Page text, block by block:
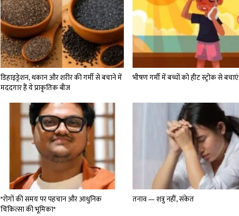
डिहाइड्रेशन, थकान और शरीर की गर्मी से बचाने में
मददगार हैं ये प्राकृतिक बीज
भीषण गर्मी में बच्चों को हीट स्ट्रोक से बचाएं
*रोगों की समय पर पहचान और आधुनिक
चिकित्सा की भूमिका*
तनाव — शत्रु नहीं, संकेत